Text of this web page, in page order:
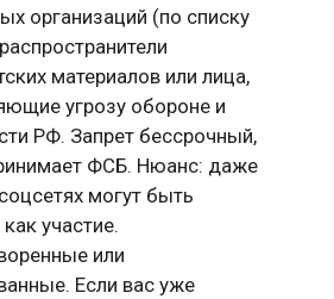
организаций (по списку
материалов или лица,
угрозу обороне и
РФ. Запрет бессрочный,
ФСБ. Нюанс: даже
могут быть
участие.
или
Если вас уже